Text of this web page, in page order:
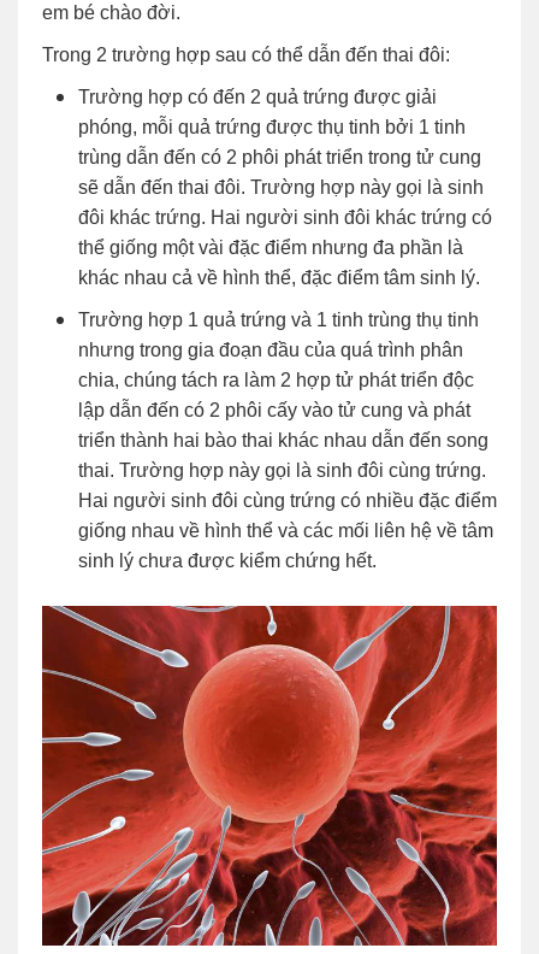
em bé chào đời.
Trong 2 trường hợp sau có thể dẫn đến thai đôi:
Trường hợp có đến 2 quả trứng được giải
phóng, mỗi quả trứng được thụ tinh bởi 1 tinh
trùng dẫn đến có 2 phôi phát triển trong tử cung
sẽ dẫn đến thai đôi. Trường hợp này gọi là sinh
đôi khác trứng. Hai người sinh đôi khác trứng có
thể giống một vài đặc điểm nhưng đa phần là
khác nhau cả về hình thể, đặc điểm tâm sinh lý.
Trường hợp 1 quả trứng và 1 tinh trùng thụ tinh
nhưng trong gia đoạn đầu của quá trình phân
chia, chúng tách ra làm 2 hợp tử phát triển độc
lập dẫn đến có 2 phôi cấy vào tử cung và phát
triển thành hai bào thai khác nhau dẫn đến song
thai. Trường hợp này gọi là sinh đôi cùng trứng.
Hai người sinh đôi cùng trứng có nhiều đặc điểm
giống nhau về hình thể và các mối liên hệ về tâm
sinh lý chưa được kiểm chứng hết.